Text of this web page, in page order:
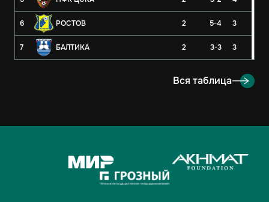
6 РОСТОВ 2 5-4 3
7 БАЛТИКА 2 3-3 3
ЛОКОМОТИВ 2-3 1
Вся таблица